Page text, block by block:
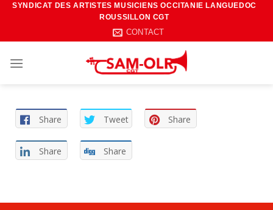
Passer
SYNDICAT DES ARTISTES MUSICIENS OCCITANIE LANGUEDOC
ROUSSILLON CGT
CONTACT
Share Tweet Share
Share Share